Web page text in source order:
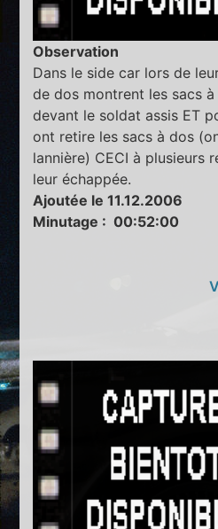
Observation
Dans le side car lors de
de dos montrent les sacs
devant le soldat assis ET
ont retire les sacs à dos
lannière) CECI à plusieurs
leur échappée.
Ajoutée le 11.12.2006
Minutage : 00:52:00